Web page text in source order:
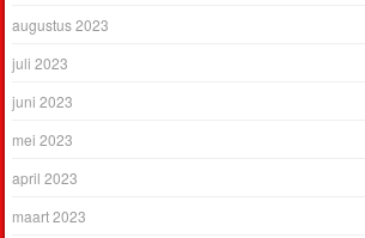
augustus 2023
juli 2023
juni 2023
mei 2023
april 2023
maart 2023